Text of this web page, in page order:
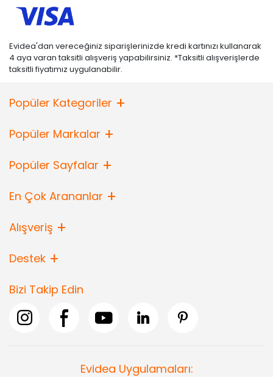
Evidea'dan vereceğiniz siparişlerinizde kredi kartınızı kullanarak
4 aya varan taksitli alışveriş yapabilirsiniz. *Taksitli alışverişlerde
taksitli fiyatımız uygulanabilir.
Popüler Kategoriler
Popüler Markalar
Popüler Sayfalar
En Çok Arananlar
Alışveriş
Destek
Bizi Takip Edin
Evidea Uygulamaları: